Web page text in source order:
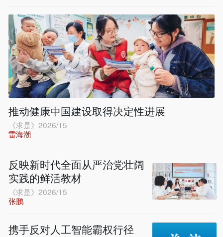
推动健康中国建设取得决定性进展
《求是》2026/15
雷海潮
反映新时代全面从严治党壮阔
实践的鲜活教材
《求是》2026/15
张鹏
携手反对人工智能霸权行径